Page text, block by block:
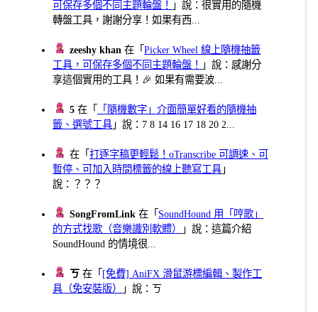
可保存多個不同主題輪盤！
」說：很實用的隨機
轉盤工具，謝謝分享！如果有西...
zeeshy khan 在「Picker Wheel 線上隨機抽籤
工具，可保存多個不同主題輪盤！
」說：感謝分
享這個實用的工具！🎉 如果有需要波...
5 在「
「隨機數字」介面簡單好看的隨機抽
籤、選號工具 」說：7 8 14 16 17 18 20 2...
在「打逐字稿更輕鬆！oTranscribe 可調速、可
暫停、可加入時間標籤的線上聽寫工具 」
說：？？？
SongFromLink 在「 SoundHound 用「哼歌」
的方式找歌（音樂識別軟體）
」說：這篇介紹
SoundHound 的情境很...
ㄎ 在「 [免費] AniFX 滑鼠游標編輯、製作工
具（免安裝版）
」說：ㄎ